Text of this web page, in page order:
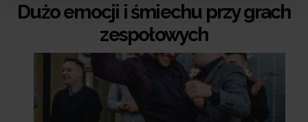
Dużo emocji i śmiechu przy grach
zespołowych